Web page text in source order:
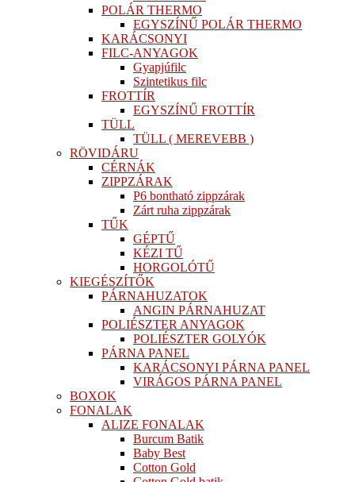
POLÁR THERMO
EGYSZÍNŰ POLÁR THERMO
KARÁCSONYI
FILC-ANYAGOK
Gyapjúfilc
Szintetikus filc
FROTTÍR
EGYSZÍNŰ FROTTÍR
TÜLL
TÜLL ( MEREVEBB )
RÖVIDÁRU
CÉRNÁK
ZIPPZÁRAK
P6 bontható zippzárak
Zárt ruha zippzárak
TŰK
GÉPTŰ
KÉZI TŰ
HORGOLÓTŰ
KIEGÉSZÍTŐK
PÁRNAHUZATOK
ANGIN PÁRNAHUZAT
POLIÉSZTER ANYAGOK
POLIÉSZTER GOLYÓK
PÁRNA PANEL
KARÁCSONYI PÁRNA PANEL
VIRÁGOS PÁRNA PANEL
BOXOK
FONALAK
ALIZE FONALAK
Burcum Batik
Baby Best
Cotton Gold